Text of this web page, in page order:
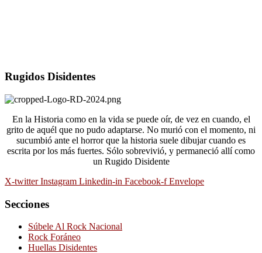
Rugidos Disidentes
En la Historia como en la vida se puede oír, de vez en cuando, el
grito de aquél que no pudo adaptarse. No murió con el momento, ni
sucumbió ante el horror que la historia suele dibujar cuando es
escrita por los más fuertes. Sólo sobrevivió, y permaneció allí como
un Rugido Disidente
X-twitter Instagram Linkedin-in Facebook-f Envelope
Secciones
Súbele Al Rock Nacional
Rock Foráneo
Huellas Disidentes